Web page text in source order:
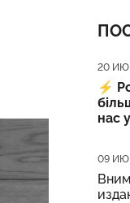
Дата
20
⚡️
нас
Дата
09